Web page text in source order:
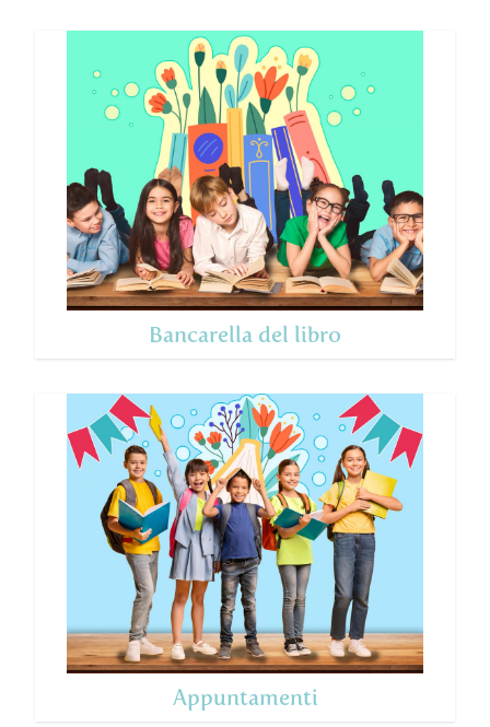
Bancarella del libro
Appuntamenti